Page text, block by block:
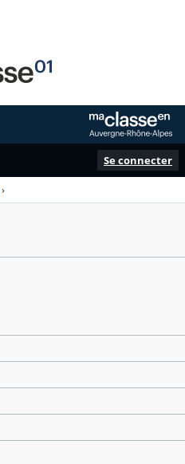
Se connecter
›